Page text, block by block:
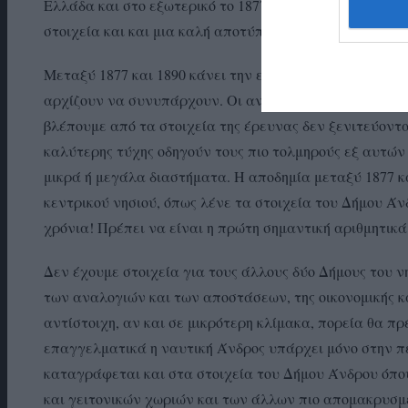
Ελλάδα και στο εξωτερικό το 1877 και το 1890. Έχουμε
στοιχεία και και μια καλή αποτύπωση της εποχής.
Μεταξύ 1877 και 1890 κάνει την εμφάνιση της η
αρχίζουν να συνυπάρχουν. Οι ανδριώτες έχουν πια
βλέπουμε από τα στοιχεία της έρευνας δεν
καλύτερης τύχης οδηγούν τους πιο τολμηρούς εξ
μικρά ή μεγάλα διαστήματα. Η αποδημία μεταξύ 1877
κεντρικού νησιού, όπως λένε τα στοιχεία του Δήμου
χρόνια! Πρέπει να είναι η πρώτη σημαντική
Δεν έχουμε στοιχεία για τους άλλους δύο Δήμους του
των αναλογιών και των αποστάσεων, της οικονομικής
αντίστοιχη, αν και σε μικρότερη κλίμακα, πορεία θα
επαγγελματικά η ναυτική Άνδρος υπάρχει μόνο στην
καταγράφεται και στα στοιχεία του Δήμου Άνδρου
και γειτονικών χωριών και των άλλων πιο